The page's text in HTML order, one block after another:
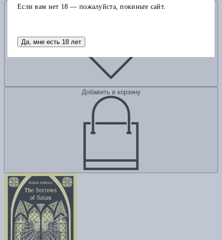
Добавить в избранное
Добавить в корзину
Если вам нет 18 — пожалуйста, покиньте сайт.
Да, мне есть 18 лет